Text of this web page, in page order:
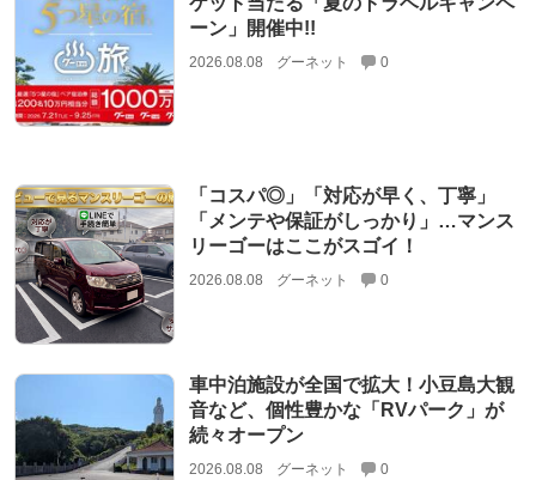
ーン」開催中!!
2026.08.08 グーネット 0
「コスパ◎」「対応が早く、丁寧」
「メンテや保証がしっかり」…マンス
リーゴーはここがスゴイ！
2026.08.08 グーネット 0
車中泊施設が全国で拡大！小豆島大観
音など、個性豊かな「RVパーク」が
続々オープン
2026.08.08 グーネット 0